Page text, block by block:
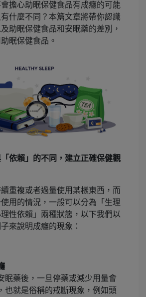
擔心助眠保健食品有成癮的可能
什麼不同？本篇文章將帶你認識
助眠保健食品和安眠藥的差別，
眠保健食品。
依賴」的不同，建立正確保健觀
續重複或者過量使用某樣東西，而
用的情況，一般可以分為「生理
性依賴」兩種狀態，以下我們以
來說明成癮的現象：
眠藥後，一旦停藥或減少用量會
也就是俗稱的戒斷現象，例如頭